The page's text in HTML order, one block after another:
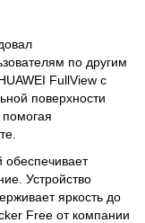
по другим
FullView с
поверхности
обеспечивает
Устройство
яркость до
Free от компании